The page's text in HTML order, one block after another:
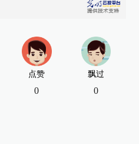
点赞
0
飘过
0